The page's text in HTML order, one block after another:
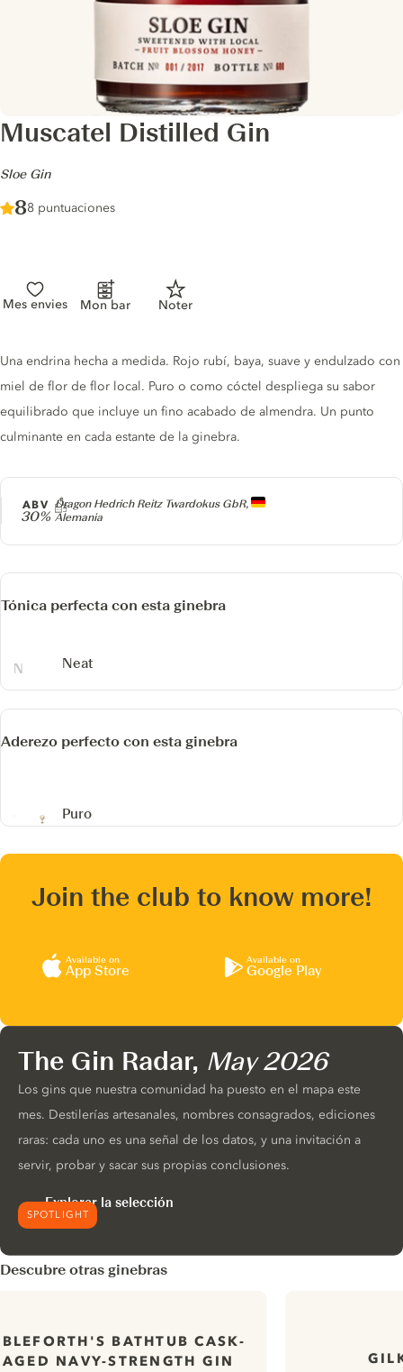
Muscatel Distilled Gin
-
Sloe Gin
Score :
8/ 10
8 puntuaciones
Mes envies Mon bar Noter
Producer
Dragon Hedrich Reitz Twardokus GbR,
Alemania
ABV
30%
Gin description
Una endrina hecha a medida. Rojo rubí, baya, suave y endulzado con
miel de flor de flor local. Puro o como cóctel despliega su sabor
equilibrado que incluye un fino acabado de almendra. Un punto
culminante en cada estante de la ginebra.
Tónica perfecta con esta ginebra
Neat
Aderezo perfecto con esta ginebra
Puro
Join the club to know more!
Available on
App Store
Available on
Google Play
SPOTLIGHT
The Gin Radar, May 2026
Los gins que nuestra comunidad ha puesto en el mapa este
mes. Destilerías artesanales, nombres consagrados, ediciones
raras: cada uno es una señal de los datos, y una invitación a
servir, probar y sacar sus propias conclusiones.
Explorar la selección
Descubre otras ginebras
BATHTUB CASK-
AGED NAVY-STRENGTH GIN